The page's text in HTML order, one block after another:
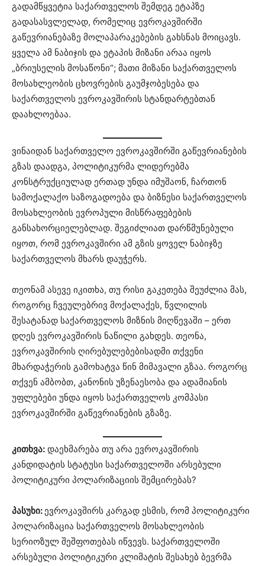
გადამწყვეტია საქართველოს შემდეგ ეტაპზე
გადასასვლელად, რომელიც ევროკავშირში
გაწევრიანებაზე მოლაპარაკებების გახსნას მოიცავს.
ყველა ამ ნაბიჯის და ეტაპის მიზანი არაა იყოს
„ბრიუსელის მოსაწონი“; მათი მიზანი საქართველოს
მოსახლეობის ცხოვრების გაუმჯობესება და
საქართველოს ევროკავშირის სტანდარტებთან
დაახლოებაა.
ვინაიდან საქართველო ევროკავშირში გაწევრიანების
გზას დაადგა, პოლიტიკურმა ლიდერებმა
კონსტრუქციულად ერთად უნდა იმუშაონ, ჩართონ
სამოქალაქო საზოგადოება და ბიზნესი საქართველოს
მოსახლეობის ევროპული მისწრაფებების
განსახორციელებლად. შეგიძლიათ დარწმუნებული
იყოთ, რომ ევროკავშირი ამ გზის ყოველ ნაბიჯზე
საქართველოს მხარს დაუჭერს.
თეონამ ასევე იკითხა, თუ რისი გაკეთება შეუძლია მას,
როგორც ჩვეულებრივ მოქალაქეს, წვლილის
შესატანად საქართველოს მიზნის მიღწევაში – ერთ
დღეს ევროკავშირის ნაწილი გახდეს. თეონა,
ევროკავშირის ღირებულებებისადმი თქვენი
მხარდაჭერის გამოხატვა წინ მიმავალი გზაა. როგორც
თქვენ ამბობთ, კანონის უზენაესობა და ადამიანის
უფლებები უნდა იყოს საქართველოს კომპასი
ევროკავშირში გაწევრიანების გზაზე.
კითხვა: დაეხმარება თუ არა ევროკავშირის
კანდიდატის სტატუსი საქართველოში არსებული
პოლიტიკური პოლარიზაციის შემცირებას?
პასუხი:ევროკავშირს კარგად ესმის, რომ პოლიტიკური
პოლარიზაცია საქართველოს მოსახლეობის
სერიოზულ შეშფოთებას იწვევს. საქართველოში
არსებული პოლიტიკური კლიმატის შესახებ ბევრმა